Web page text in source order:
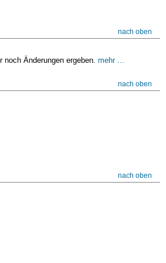
nach oben
Änderungen ergeben. mehr ...
nach oben
nach oben